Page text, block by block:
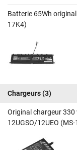
Batterie 65Wh
17K4)
Chargeurs(3)
Original chargeur
12UGSO/12UEO